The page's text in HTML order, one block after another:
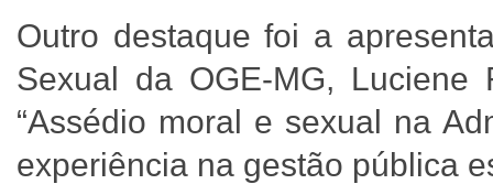
Outro destaque foi a
Sexual da OGE-MG,
“Assédio moral e sexual na
experiência na gestão pública